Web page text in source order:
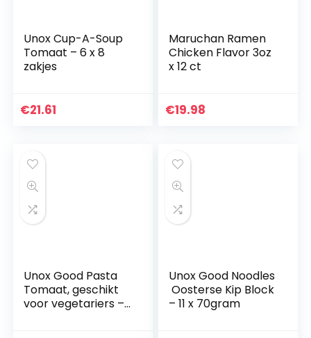
Unox Cup-A-Soup
Tomaat – 6 x 8
zakjes
€21.61
Maruchan Ramen
Chicken Flavor 3oz
x 12 ct
€19.98
Unox Good Pasta
Tomaat, geschikt
voor vegetariers –
Unox Good Noodles
Oosterse Kip Block
– 11 x 70gram